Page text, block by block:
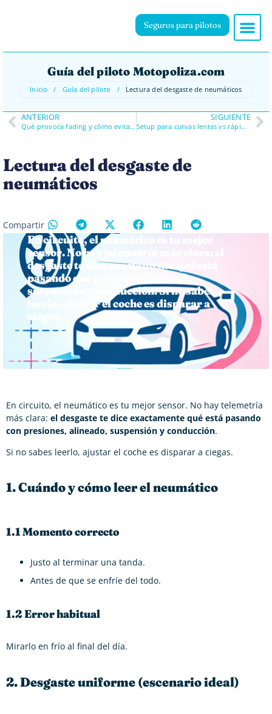
Seguros para pilotos
Guía del piloto Motopoliza.com
Inicio / Guía del piloto / Lectura del desgaste de neumáticos
ANTERIOR
Qué provoca fading y cómo evitarlo
SIGUIENTE
Setup para curvas lentas vs rápidas
Lectura del desgaste de
neumáticos
Compartir
En circuito, el neumático es tu mejor
sensor. No hay telemetría más clara: el
desgaste te dice exactamente qué está
pasando con presiones, alineado,
suspensión y conducción. Si no sabes
leerlo, ajustar el coche es disparar a
ciegas.
En circuito, el neumático es tu mejor sensor. No hay telemetría
más clara: el desgaste te dice exactamente qué está pasando
con presiones, alineado, suspensión y conducción.
Si no sabes leerlo, ajustar el coche es disparar a ciegas.
1. Cuándo y cómo leer el neumático
1.1 Momento correcto
Justo al terminar una tanda.
Antes de que se enfríe del todo.
1.2 Error habitual
Mirarlo en frío al final del día.
2. Desgaste uniforme (escenario ideal)